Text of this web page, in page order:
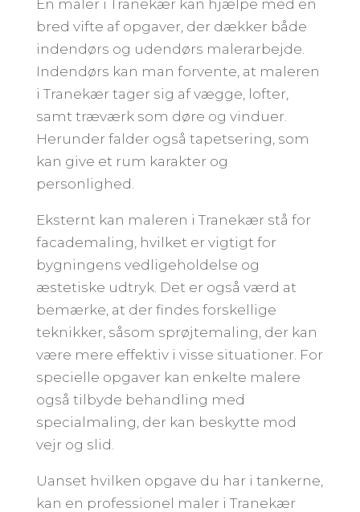
En maler i Tranekær kan hjælpe med en
bred vifte af opgaver, der dækker både
indendørs og udendørs malerarbejde.
Indendørs kan man forvente, at maleren
i Tranekær tager sig af vægge, lofter,
samt træværk som døre og vinduer.
Herunder falder også tapetsering, som
kan give et rum karakter og
personlighed.
Eksternt kan maleren i Tranekær stå for
facademaling, hvilket er vigtigt for
bygningens vedligeholdelse og
æstetiske udtryk. Det er også værd at
bemærke, at der findes forskellige
teknikker, såsom sprøjtemaling, der kan
være mere effektiv i visse situationer. For
specielle opgaver kan enkelte malere
også tilbyde behandling med
specialmaling, der kan beskytte mod
vejr og slid.
Uanset hvilken opgave du har i tankerne,
kan en professionel maler i Tranekær